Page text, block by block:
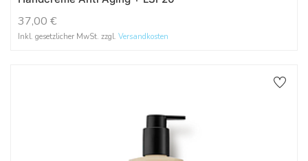
37,00 €
Inkl. gesetzlicher MwSt. zzgl. Versandkosten